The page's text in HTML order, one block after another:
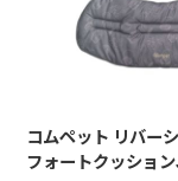
コムペット リバー
フォートクッショ